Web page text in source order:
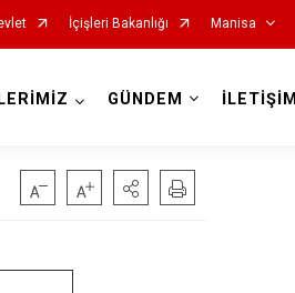
İçişleri Bakanlığı Manisa
GÜNDEM İLETİŞİM